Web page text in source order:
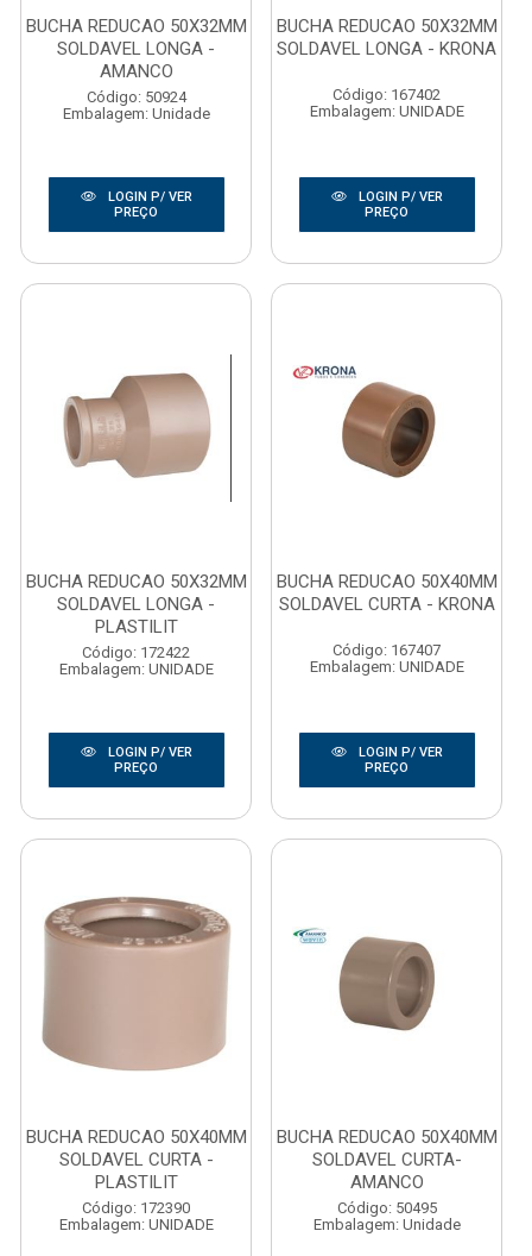
BUCHA REDUCAO 50X32MM
SOLDAVEL LONGA -
AMANCO
Código: 50924
Embalagem: Unidade
LOGIN P/ VER
PREÇO
BUCHA REDUCAO 50X32MM
SOLDAVEL LONGA - KRONA
Código: 167402
Embalagem: UNIDADE
LOGIN P/ VER
PREÇO
BUCHA REDUCAO 50X32MM
SOLDAVEL LONGA -
PLASTILIT
Código: 172422
Embalagem: UNIDADE
LOGIN P/ VER
PREÇO
BUCHA REDUCAO 50X40MM
SOLDAVEL CURTA - KRONA
Código: 167407
Embalagem: UNIDADE
LOGIN P/ VER
PREÇO
BUCHA REDUCAO 50X40MM
SOLDAVEL CURTA -
PLASTILIT
Código: 172390
Embalagem: UNIDADE
BUCHA REDUCAO 50X40MM
SOLDAVEL CURTA-
AMANCO
Código: 50495
Embalagem: Unidade